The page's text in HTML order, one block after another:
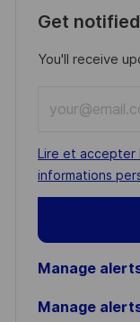
Get
You'll receive
Email
address
(Required)
Required
Lire et
informations
Manage
Manage